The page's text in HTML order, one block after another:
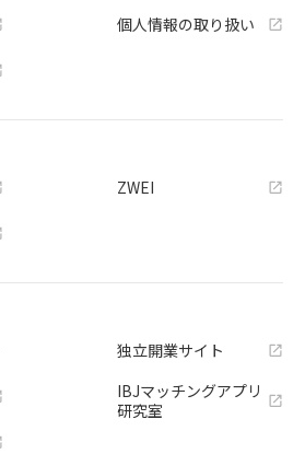
個人情報の取り扱い
ZWEI
独立開業サイト
IBJマッチングアプリ
研究室